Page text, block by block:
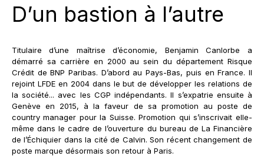
D’un bastion à l’autre
Titulaire d’une maîtrise d’économie, Benjamin Canlorbe a
démarré sa carrière en 2000 au sein du département Risque
Crédit de BNP Paribas. D’abord au Pays-Bas, puis en France. Il
rejoint LFDE en 2004 dans le but de développer les relations de
la société... avec les CGP indépendants. Il s’expatrie ensuite à
Genève en 2015, à la faveur de sa promotion au poste de
country manager pour la Suisse. Promotion qui s’inscrivait elle-
même dans le cadre de l’ouverture du bureau de La Financière
de l’Échiquier dans la cité de Calvin. Son récent changement de
poste marque désormais son retour à Paris.